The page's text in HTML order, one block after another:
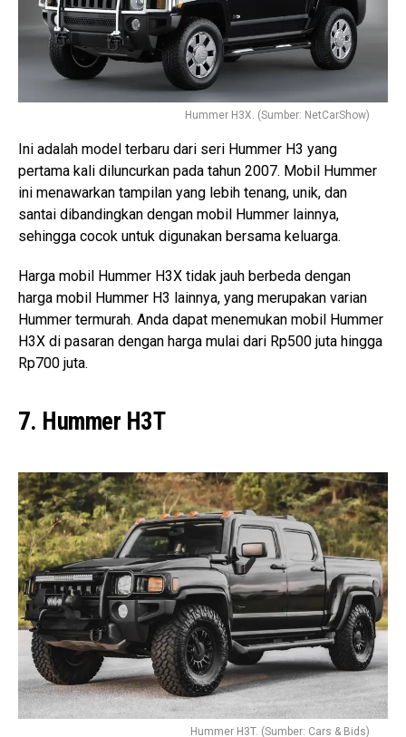
Hummer H3X. (Sumber: NetCarShow)
Ini adalah model terbaru dari seri Hummer H3 yang
pertama kali diluncurkan pada tahun 2007. Mobil Hummer
ini menawarkan tampilan yang lebih tenang, unik, dan
santai dibandingkan dengan mobil Hummer lainnya,
sehingga cocok untuk digunakan bersama keluarga.
Harga mobil Hummer H3X tidak jauh berbeda dengan
harga mobil Hummer H3 lainnya, yang merupakan varian
Hummer termurah. Anda dapat menemukan mobil Hummer
H3X di pasaran dengan harga mulai dari Rp500 juta hingga
Rp700 juta.
7. Hummer H3T
Hummer H3T. (Sumber: Cars & Bids)